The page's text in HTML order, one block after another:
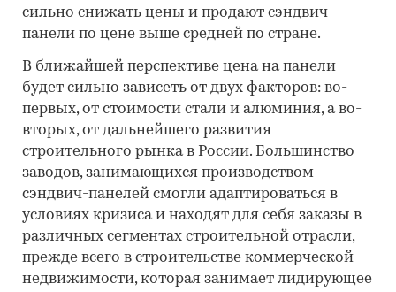
сильно снижать цены и продают сэндвич-
панели по цене выше средней по стране.
В ближайшей перспективе цена на панели
будет сильно зависеть от двух факторов: во-
первых, от стоимости стали и алюминия, а во-
вторых, от дальнейшего развития
строительного рынка в России. Большинство
заводов, занимающихся производством
сэндвич-панелей смогли адаптироваться в
условиях кризиса и находят для себя заказы в
различных сегментах строительной отрасли,
прежде всего в строительстве коммерческой
недвижимости, которая занимает лидирующее